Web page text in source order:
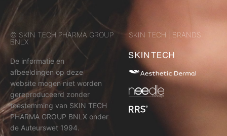
© SKIN TECH PHARMA GROUP
BNLX
De informatie en
afbeeldingen op deze
website mogen niet worden
gereproduceerd zonder
toestemming van SKIN TECH
PHARMA GROUP BNLX onder
de Auteurswet 1994.
SKIN TECH | BRANDS